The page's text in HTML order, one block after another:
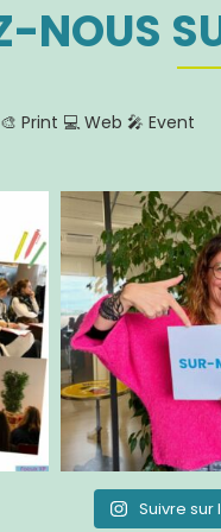
NOUS
🎨 Print 💻 Web 🎤 Event
Suivre sur